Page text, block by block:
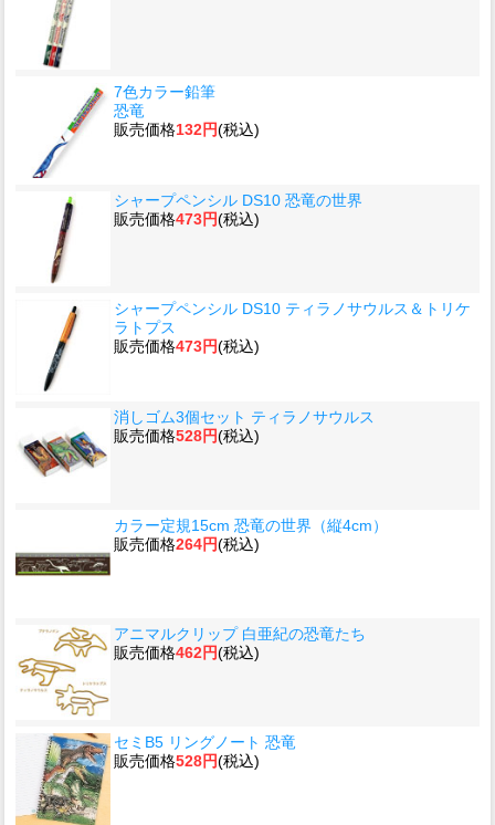
7色カラー鉛筆
恐竜
販売価格132円(税込)
シャープペンシル DS10 恐竜の世界
販売価格473円(税込)
シャープペンシル DS10 ティラノサウルス＆トリケ
ラトプス
販売価格473円(税込)
消しゴム3個セット ティラノサウルス
販売価格528円(税込)
カラー定規15cm 恐竜の世界（縦4cm）
販売価格264円(税込)
アニマルクリップ 白亜紀の恐竜たち
販売価格462円(税込)
セミB5 リングノート 恐竜
販売価格528円(税込)